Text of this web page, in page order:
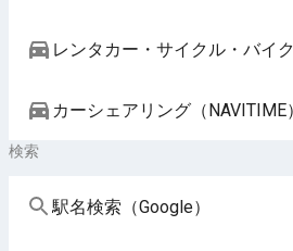
レンタカー・サイクル・バイク
カーシェアリング（NAVITIME）
検索
駅名検索（Google）